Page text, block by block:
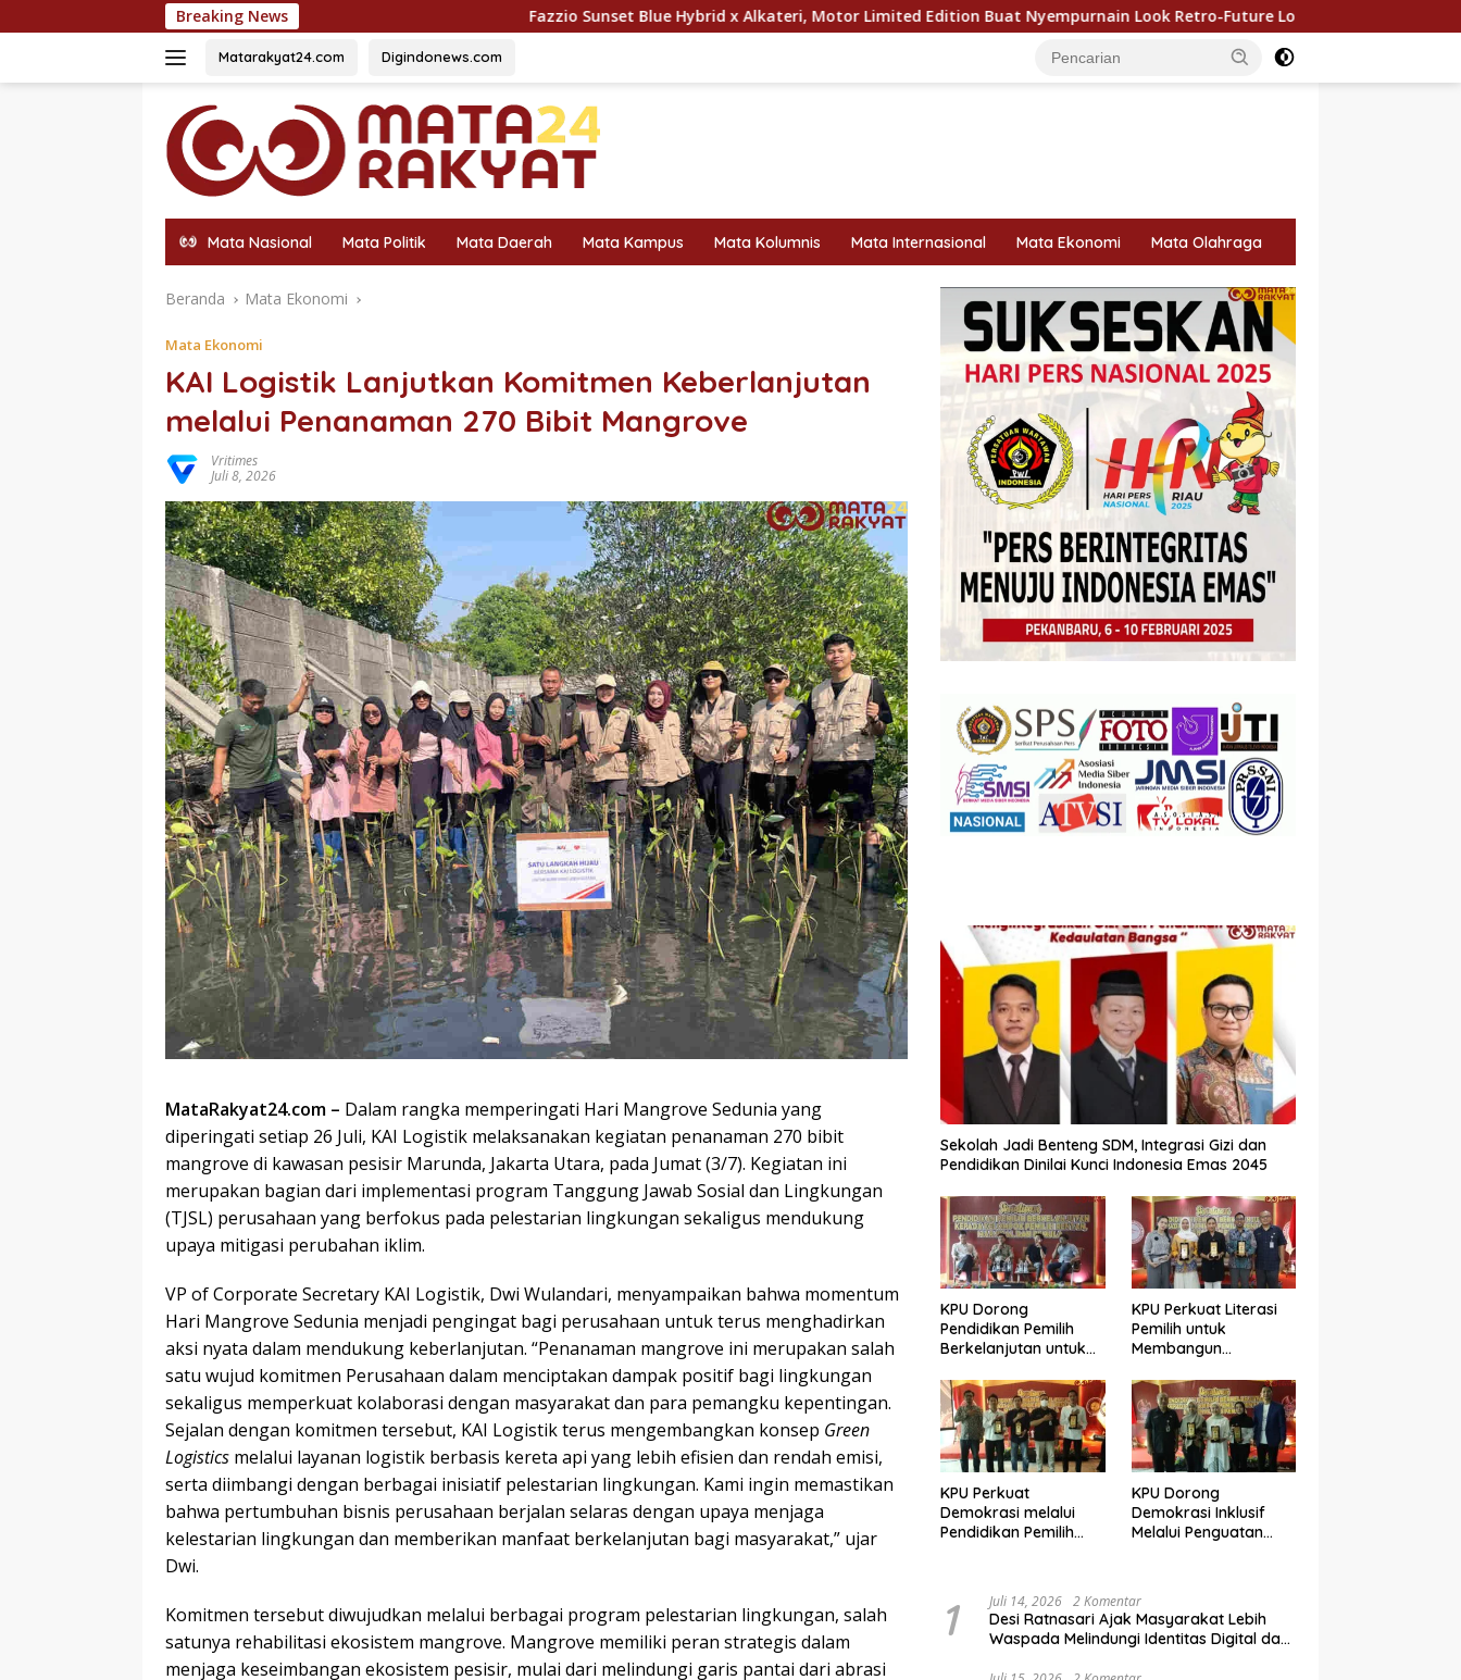
ke
Breaking News Fazzio Sunset Blue Hybrid x Alkateri, Motor Limited Edition Buat Nyempurnain Look Retro-Future Lo 500 Bendera Merah Putih
Matarakyat24.com Digindonews.com
Mata Nasional Mata Politik Mata Daerah Mata Kampus Mata Kolumnis Mata Internasional Mata Ekonomi Mata Olahraga
Beranda Mata Ekonomi
Mata Ekonomi
KAI Logistik Lanjutkan Komitmen Keberlanjutan
melalui Penanaman 270 Bibit Mangrove
Vritimes
Juli 8, 2026
MataRakyat24.com – Dalam rangka memperingati Hari Mangrove Sedunia yang
diperingati setiap 26 Juli, KAI Logistik melaksanakan kegiatan penanaman 270 bibit
mangrove di kawasan pesisir Marunda, Jakarta Utara, pada Jumat (3/7). Kegiatan ini
merupakan bagian dari implementasi program Tanggung Jawab Sosial dan Lingkungan
(TJSL) perusahaan yang berfokus pada pelestarian lingkungan sekaligus mendukung
upaya mitigasi perubahan iklim.
VP of Corporate Secretary KAI Logistik, Dwi Wulandari, menyampaikan bahwa momentum
Hari Mangrove Sedunia menjadi pengingat bagi perusahaan untuk terus menghadirkan
aksi nyata dalam mendukung keberlanjutan. “Penanaman mangrove ini merupakan salah
satu wujud komitmen Perusahaan dalam menciptakan dampak positif bagi lingkungan
sekaligus memperkuat kolaborasi dengan masyarakat dan para pemangku kepentingan.
Sejalan dengan komitmen tersebut, KAI Logistik terus mengembangkan konsep Green
Logistics melalui layanan logistik berbasis kereta api yang lebih efisien dan rendah emisi,
serta diimbangi dengan berbagai inisiatif pelestarian lingkungan. Kami ingin memastikan
bahwa pertumbuhan bisnis perusahaan berjalan selaras dengan upaya menjaga
kelestarian lingkungan dan memberikan manfaat berkelanjutan bagi masyarakat,” ujar
Dwi.
Komitmen tersebut diwujudkan melalui berbagai program pelestarian lingkungan, salah
satunya rehabilitasi ekosistem mangrove. Mangrove memiliki peran strategis dalam
menjaga keseimbangan ekosistem pesisir, mulai dari melindungi garis pantai dari abrasi
Sekolah Jadi Benteng SDM, Integrasi Gizi dan
Pendidikan Dinilai Kunci Indonesia Emas 2045
KPU Dorong
Pendidikan Pemilih
Berkelanjutan untuk
Demokrasi
KPU Perkuat Literasi
Pemilih untuk
Membangun
Berkualitas
KPU Perkuat
Demokrasi melalui
Pendidikan Pemilih
Marjinal, dan Pemula
KPU Dorong
Demokrasi Inklusif
Melalui Penguatan
1 Juli 14, 2026 2 Komentar
Desi Ratnasari Ajak Masyarakat Lebih
Waspada Melindungi Identitas Digital dan